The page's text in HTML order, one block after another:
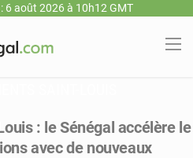
6 août 2026 à 10h12 GMT
: le Sénégal accélère le
avec de nouveaux